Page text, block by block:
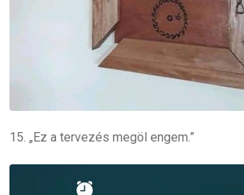
15. „Ez a tervezés megöl engem.”